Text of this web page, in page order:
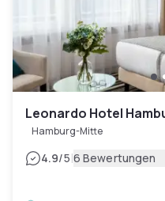
Leonardo Hotel
Hamburg-Mitte
4.9/5|6 Bewertungen